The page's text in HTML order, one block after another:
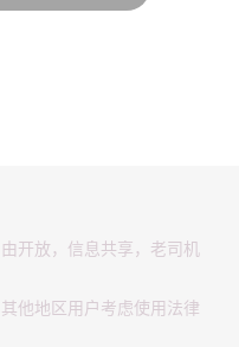
开放，信息共享，老司机
他地区用户考虑使用法律